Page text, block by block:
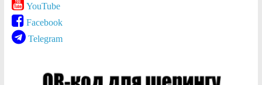
YouTube
Facebook
Telegram